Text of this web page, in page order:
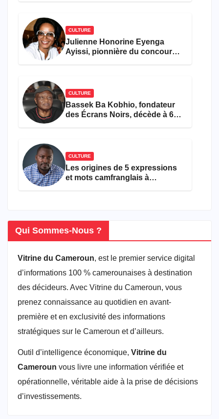
CULTURE
Julienne Honorine Eyenga
Ayissi, pionnière du concours
CULTURE
Bassek Ba Kobhio, fondateur
des Écrans Noirs, décède à 69
CULTURE
Les origines de 5 expressions
et mots camfranglais à
Qui Sommes-Nous ?
Vitrine du Cameroun, est le premier service digital
d’informations 100 % camerounaises à destination
des décideurs. Avec Vitrine du Cameroun, vous
prenez connaissance au quotidien en avant-
première et en exclusivité des informations
stratégiques sur le Cameroun et d’ailleurs.
Outil d’intelligence économique, Vitrine du
Cameroun vous livre une information vérifiée et
opérationnelle, véritable aide à la prise de décisions
d’investissements.